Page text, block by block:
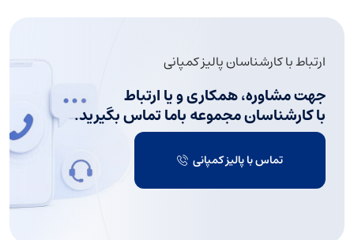
ارتباط با کارشناسان پالیز کمپانی
جهت مشاوره، همکاری و یا ارتباط
با کارشناسان مجموعه باما تماس بگیرید.
تماس با پالیز کمپانی